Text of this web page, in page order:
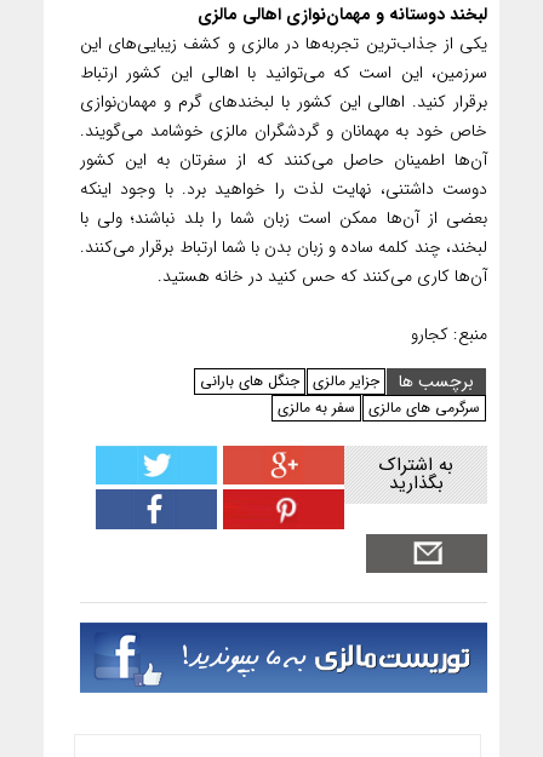
لبخند دوستانه و مهمان‌نوازی اهالی مالزی
یکی از جذاب‌ترین تجربه‌ها در مالزی و کشف زیبایی‌های این
سرزمین، این است که می‌توانید با اهالی این کشور ارتباط
برقرار کنید. اهالی این کشور با لبخندهای گرم و مهمان‌نوازی
خاص خود به مهمانان و گردشگران مالزی خوشامد ‌می‌گویند.
آن‌ها اطمینان حاصل می‌کنند که از سفرتان به این کشور
دوست داشتنی، نهایت لذت را خواهید برد. با وجود اینکه
بعضی از آن‌ها ممکن است زبان شما را بلد نباشند؛ ولی با
لبخند، چند کلمه ساده و زبان بدن با شما ارتباط برقرار می‌کنند.
آن‌ها کاری می‌کنند که حس کنید در خانه هستید.
منبع: کجارو
برچسب ها
جزایر مالزی جنگل های بارانی
سرگرمی های مالزی
سفر به مالزی
به اشتراک
بگذارید